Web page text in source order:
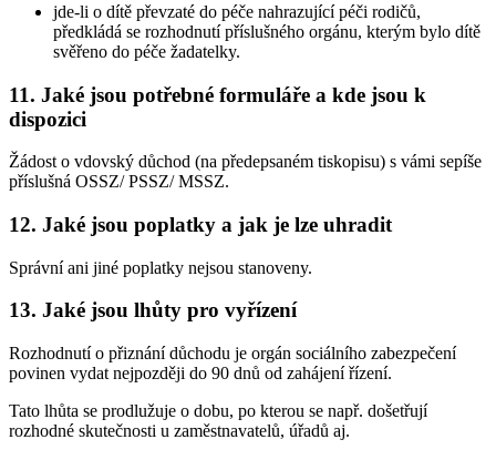
jde-li o dítě převzaté do péče nahrazující péči rodičů,
předkládá se rozhodnutí příslušného orgánu, kterým bylo dítě
svěřeno do péče žadatelky.
11. Jaké jsou potřebné formuláře a kde jsou k
dispozici
Žádost o vdovský důchod (na předepsaném tiskopisu) s vámi sepíše
příslušná OSSZ/ PSSZ/ MSSZ.
12. Jaké jsou poplatky a jak je lze uhradit
Správní ani jiné poplatky nejsou stanoveny.
13. Jaké jsou lhůty pro vyřízení
Rozhodnutí o přiznání důchodu je orgán sociálního zabezpečení
povinen vydat nejpozději do 90 dnů od zahájení řízení.
Tato lhůta se prodlužuje o dobu, po kterou se např. došetřují
rozhodné skutečnosti u zaměstnavatelů, úřadů aj.